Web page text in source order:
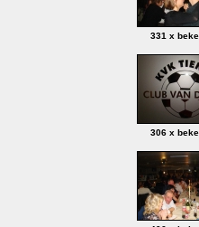
331 x
306 x